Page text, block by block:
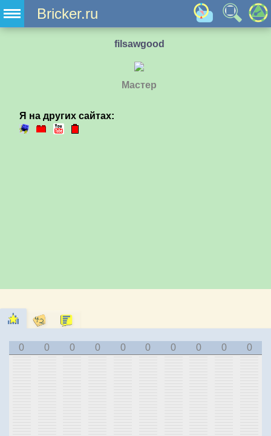
Bricker.ru
filsawgood
Мастер
Я на других сайтах:
0 0 0 0 0 0 0 0 0 0